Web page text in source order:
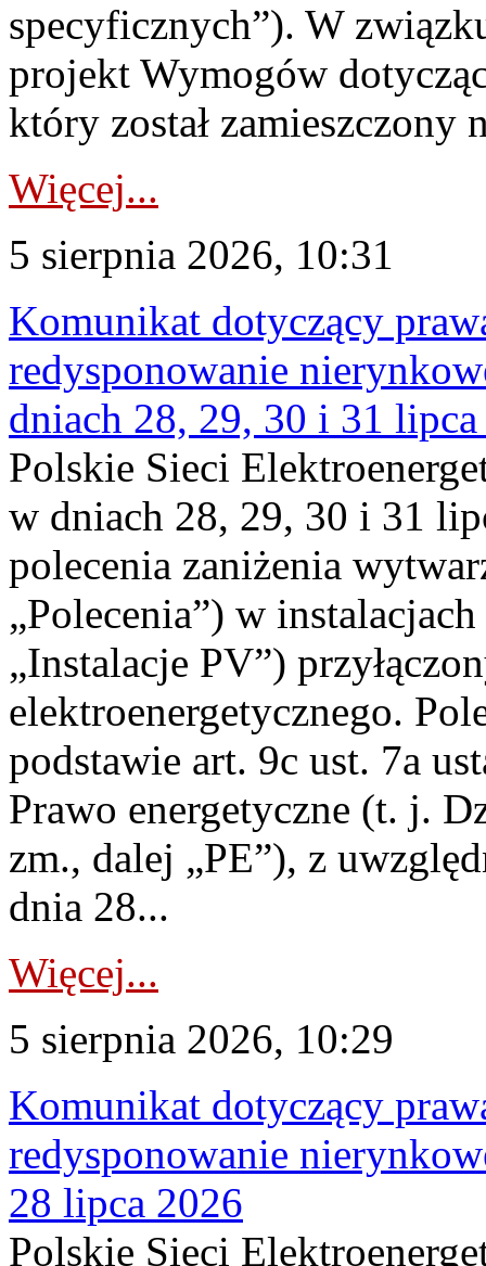
specyficznych”). W
projekt Wymogów
który został zamieszczony
Więcej...
5 sierpnia 2026, 10:31
Komunikat dotyczący
redysponowanie
dniach 28, 29, 30 i 31
Polskie Sieci
w dniach 28, 29, 30 i 31
polecenia zaniżenia
„Polecenia”) w
„Instalacje PV”)
elektroenergetycznego.
podstawie art. 9c ust. 7a
Prawo energetyczne (t. j.
zm., dalej „PE”), z
dnia 28...
Więcej...
5 sierpnia 2026, 10:29
Komunikat dotyczący
redysponowanie
28 lipca 2026
Polskie Sieci